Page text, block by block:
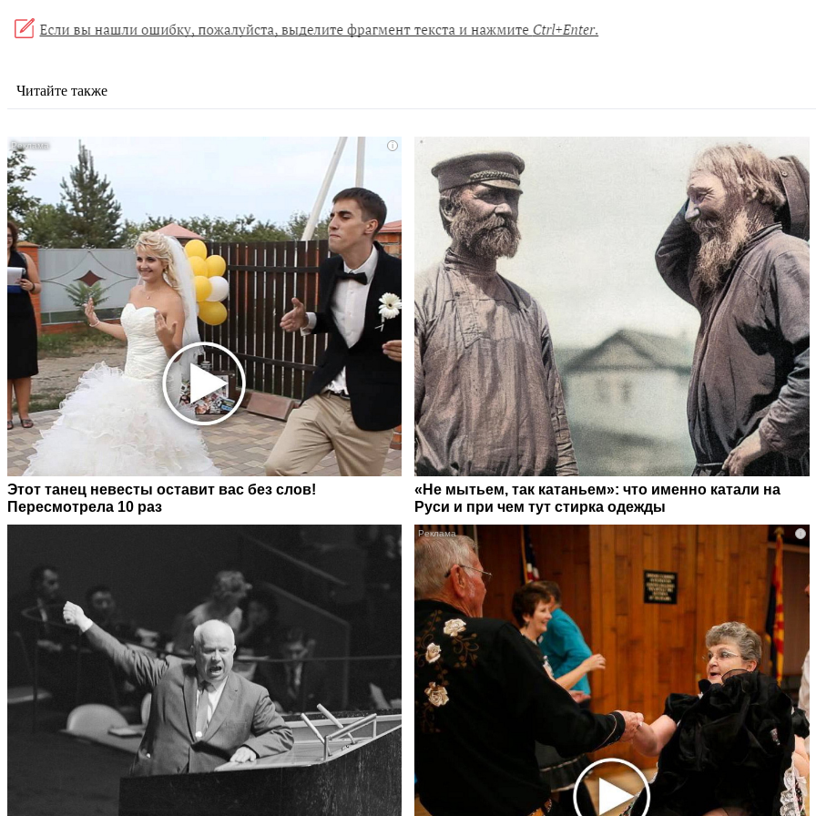
Читайте также
i
Этот танец невесты оставит вас без слов!
Пересмотрела 10 раз
«Не мытьем, так катаньем»: что именно катали на
Руси и при чем тут стирка одежды
i